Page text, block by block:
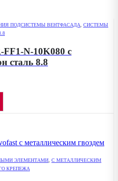
ПОДСИСТЕМЫ ВЕНТФАСАДА
СИСТЕМЫ
N-10K080 с
сталь 8.8
ЭЛЕМЕНТАМИ С МЕТАЛЛИЧЕСКИМ
КРЕПЕЖА